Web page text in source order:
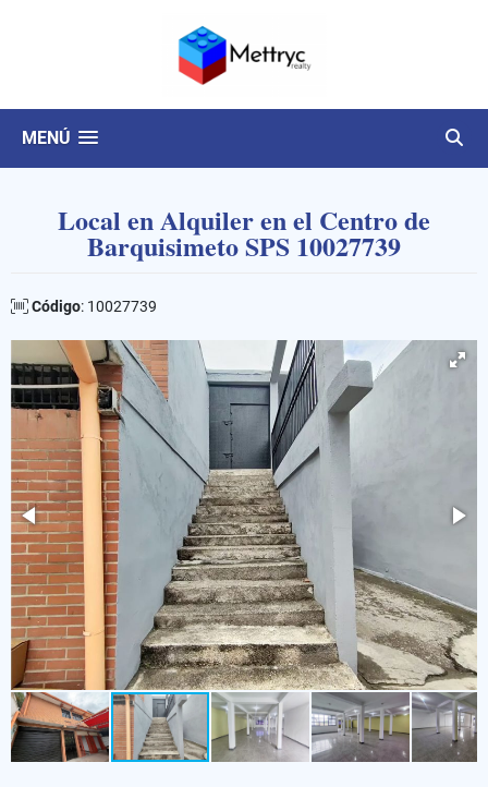
MENÚ
Local en Alquiler en el Centro de
Barquisimeto SPS 10027739
Código: 10027739